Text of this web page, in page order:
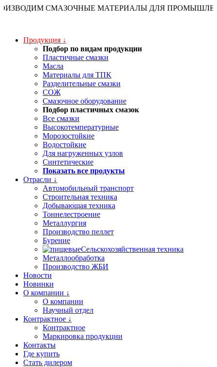
СМАЗОЧНЫЕ МАТЕРИАЛЫ ДЛЯ
Продукция ↓
Подбор по видам продукции
Пластичные смазки
Масла
Материалы для ТПК
Разделительные смазки
СОЖ
Смазочное оборудование
Подбор пластичных смазок
Все смазки
Высокотемпературные
Морозостойкие
Водостойкие
Для нагруженных узлов
Синтетические
Показать все продукты
Отрасли ↓
Автомобильный транспорт
Строительная техника
Добывающая техника
Тоннелестроение
Металлургия
Производство пеллет
Бурение
Сельскохозяйственная техника
Металлообработка
Производство ЖБИ
Новости
Новинки
О компании ↓
О компании
Научный отдел
Контрактное ↓
Контрактное
Маркировка продукции
Контакты
Где купить
Стать дилером